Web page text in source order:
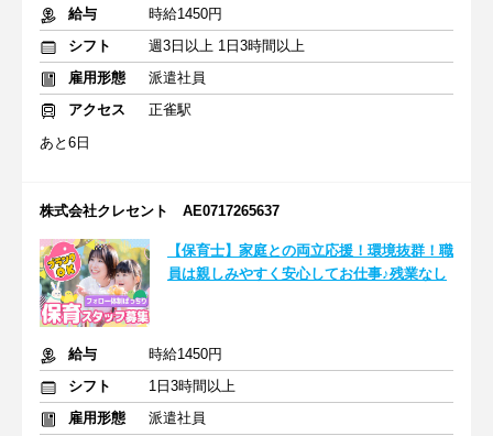
給与
時給1450円
シフト
週3日以上 1日3時間以上
雇用形態
派遣社員
アクセス
正雀駅
あと6日
株式会社クレセント AE0717265637
【保育士】家庭との両立応援！環境抜群！職
員は親しみやすく安心してお仕事♪残業なし
給与
時給1450円
シフト
1日3時間以上
雇用形態
派遣社員